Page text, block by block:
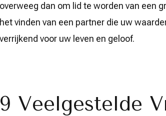
overweeg dan om lid te worden van een
het vinden van een partner die uw
verrijkend voor uw leven en geloof.
9 Veelgestelde